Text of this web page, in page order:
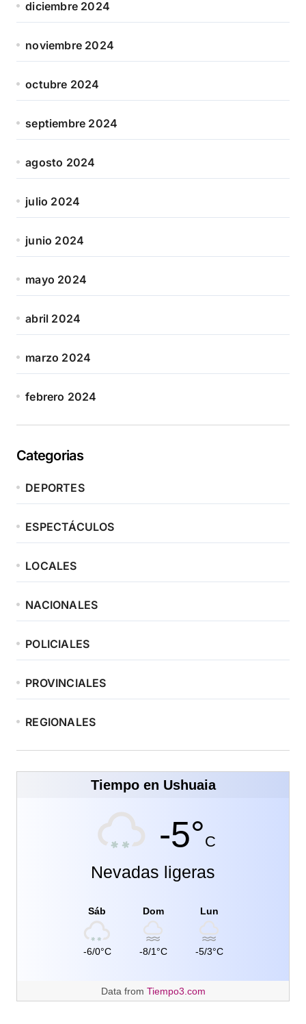
diciembre 2024
noviembre 2024
octubre 2024
septiembre 2024
agosto 2024
julio 2024
junio 2024
mayo 2024
abril 2024
marzo 2024
febrero 2024
Categorias
DEPORTES
ESPECTÁCULOS
LOCALES
NACIONALES
POLICIALES
PROVINCIALES
REGIONALES
Tiempo en Ushuaia
-5°C
Nevadas ligeras
Sáb
-6/0°C
Dom
-8/1°C
Lun
-5/3°C
Data from Tiempo3.com